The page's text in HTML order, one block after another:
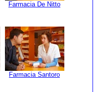
Farmacia De Nitto
Farmacia Santoro